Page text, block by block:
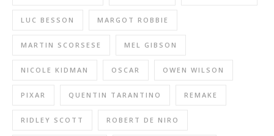
LUC BESSON MARGOT ROBBIE
MARTIN SCORSESE MEL GIBSON
NICOLE KIDMAN OSCAR OWEN WILSON
PIXAR QUENTIN TARANTINO REMAKE
RIDLEY SCOTT ROBERT DE NIRO